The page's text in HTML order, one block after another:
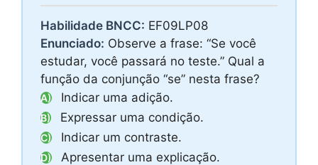
Habilidade BNCC: EF09LP08
Enunciado: Observe a frase: “Se você
estudar, você passará no teste.” Qual a
função da conjunção “se” nesta frase?
A) Indicar uma adição.
B) Expressar uma condição.
C) Indicar um contraste.
D) Apresentar uma explicação.